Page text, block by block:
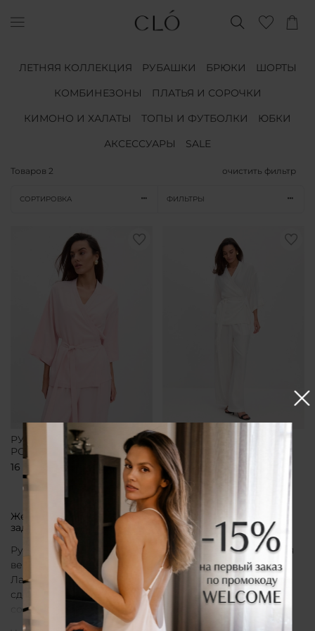
ЛЕТНЯЯ КОЛЛЕКЦИЯ РУБАШКИ БРЮКИ
ШОРТЫ
КОМБИНЕЗОНЫ
ПЛАТЬЯ И СОРОЧКИ
КИМОНО И ХАЛАТЫ
ТОПЫ И ФУТБОЛКИ
ЮБКИ
АКСЕССУАРЫ
SALE
Товаров 2 очистить фильтр
СОРТИРОВКА ФИЛЬТРЫ
РУБАШКА-КИМОНО
РОЗОВАЯ
16 700 ₽
РУБАШКА-КИМОНО
БЕЛАЯ
16 700 ₽
Женская рубашка кимоно от бренда CLÓ, которая
задает тон всему образу
Рубашка кимоно CLÓ рассматривается как утонченная
вещь, воплощающая эстетику мягкой женственности.
Лаконичный крой, деликатные материалы и
сдержанная палитра создают образ, в котором
сочетаются особая нежность белья и элегантная
непринужденность кимоно. Такая рубашка не